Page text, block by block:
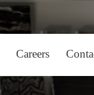
Careers